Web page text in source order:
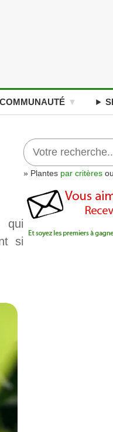
COMMUNAUTÉ
qui
si
» Plantes par critères ou